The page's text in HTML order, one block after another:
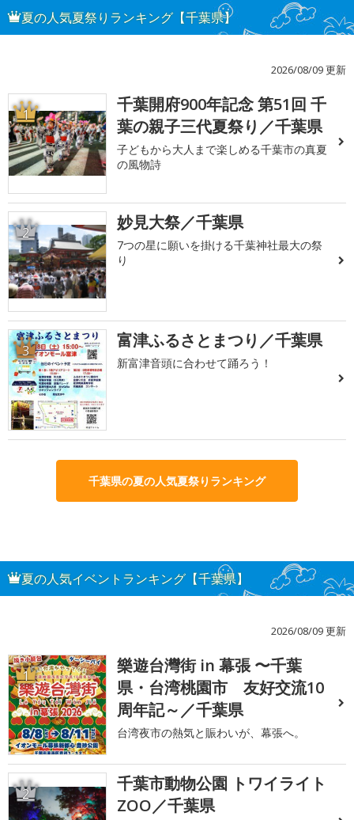
夏の人気夏祭りランキング【千葉県】
2026/08/09 更新
1
千葉開府900年記念 第51回 千
葉の親子三代夏祭り／千葉県
子どもから大人まで楽しめる千葉市の真夏
の風物詩
2 妙見大祭／千葉県
7つの星に願いを掛ける千葉神社最大の祭
り
3 富津ふるさとまつり／千葉県
新富津音頭に合わせて踊ろう！
千葉県の夏の人気夏祭りランキング
夏の人気イベントランキング【千葉県】
2026/08/09 更新
1
樂遊台灣街 in 幕張 〜千葉
県・台湾桃園市 友好交流10
周年記～／千葉県
台湾夜市の熱気と賑わいが、幕張へ。
2
千葉市動物公園 トワイライト
ZOO／千葉県